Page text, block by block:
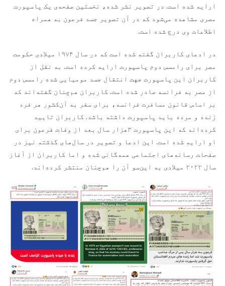
ارایه شده است. در تصویر نشر شده،‌ نخستین صفحه‌ی یک پاسپورت
مصری مشاهده می‌شود که در آن تصویر جسد فرعون به همراه
اطلاعات وی درج شده است.
در ادعای کاربران گفته شده است که در سال ۱۹۷۴ میلادی حکومت
مصر برای رامسس دوم پاسپورت ارایه کرده است. به نقل از
کاربران این پاسپورت جهت انتقال جسد مومیایی شده رامسس دوم
از مصر به فرانسه صادر شده است. کاربران هم‌چنان گفته‌اند که
بر اساس قانون مسافرت فرانسه، برای سفر به آن‌کشور هر فرد
زنده و مرده باید پاسپورت داشته باشد. کاربران تایید
کرده‌اند که این پاسپورت ۳هزار سال بعد از وفات فرعون برای
او ارایه شده است. این ادعا و تصویر در سال‌های گذشته نیز در
صفحات رسانه‌های اجتماعی همه‌گانی شده و اما کاربران از آغاز
سال ۲۰۲۲ میلادی به این‌سو آن را هم‌چنان منتشر کرده‌اند.